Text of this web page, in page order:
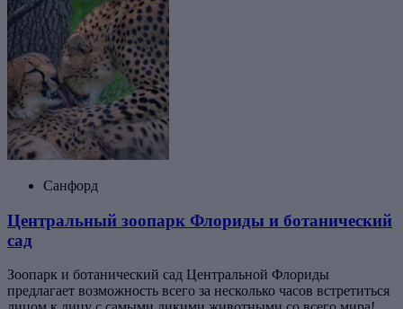
Санфорд
Центральный зоопарк Флориды и ботанический
сад
Зоопарк и ботанический сад Центральной Флориды
предлагает возможность всего за несколько часов встретиться